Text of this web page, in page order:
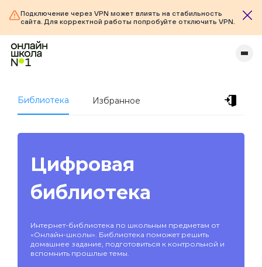
Подключение через VPN может влиять на стабильность
сайта. Для корректной работы попробуйте отключить VPN.
Библиотека Избранное
Цифровая
библиотека
Интернет-библиотека по школьным предметам от
«Онлайн-школы». Библиотека поможет решить
домашнее задание, подготовиться к контрольной и
вспомнить прошлые темы.